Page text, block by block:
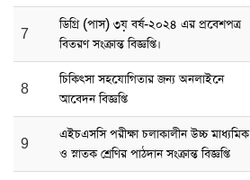
7
ডিগ্রি (পাস) ৩য় বর্ষ-২০২৪ এর প্রবেশপত্র
বিতরণ সংক্রান্ত বিজ্ঞপ্তি।
8
চিকিৎসা সহযোগিতার জন্য অনলাইনে
আবেদন বিজ্ঞপ্তি
9
এইচএসসি পরীক্ষা চলাকালীন উচ্চ মাধ্যমিক
ও স্নাতক শ্রেণির পাঠদান সংক্রান্ত বিজ্ঞপ্তি